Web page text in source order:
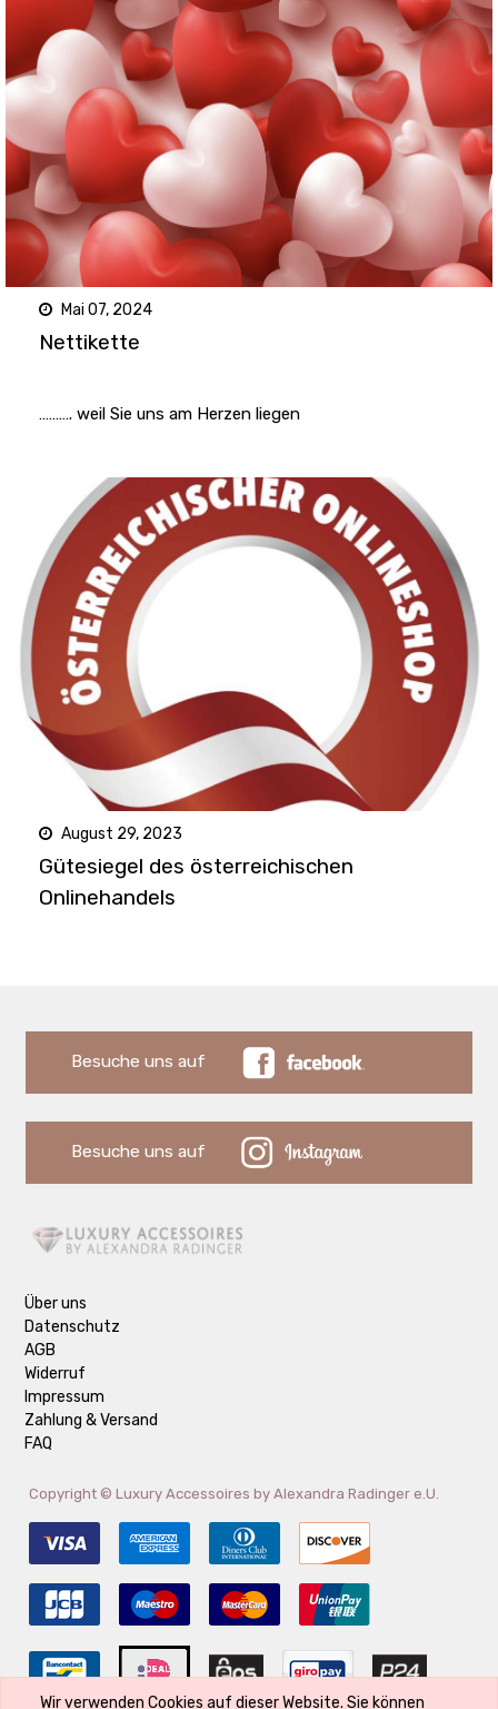
Wir verwenden Cookies auf dieser Website. Sie können
Mai 07, 2024
Nettikette
………. weil Sie uns am Herzen liegen
August 29, 2023
Gütesiegel des österreichischen
Onlinehandels
Besuche uns auf
Besuche uns auf
Über uns
Datenschutz
AGB
Widerruf
Impressum
Zahlung & Versand
FAQ
Copyright © Luxury Accessoires by Alexandra Radinger e.U.